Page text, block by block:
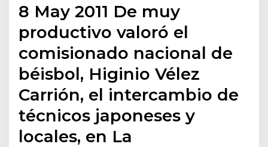
8 May 2011 De muy
productivo valoró el
comisionado nacional de
béisbol, Higinio Vélez
Carrión, el intercambio de
técnicos japoneses y
locales, en La